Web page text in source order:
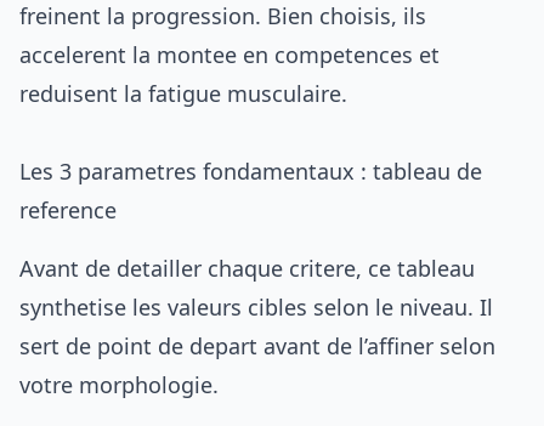
freinent la progression. Bien choisis, ils
accelerent la montee en competences et
reduisent la fatigue musculaire.
Les 3 parametres fondamentaux : tableau de
reference
Avant de detailler chaque critere, ce tableau
synthetise les valeurs cibles selon le niveau. Il
sert de point de depart avant de l’affiner selon
votre morphologie.